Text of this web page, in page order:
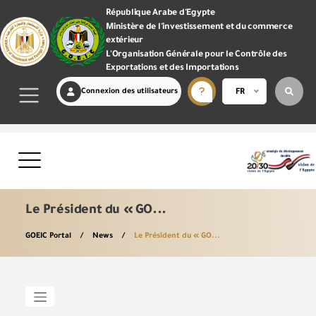
République Arabe d'Egypte
Ministère de l'investissement et du commerce
extérieur
L'Organisation Générale pour le Contrôle des
Exportations et des Importations
Connexion des utilisateurs FR
Le Président du « GO...
GOEIC Portal News Le Président du « GO...